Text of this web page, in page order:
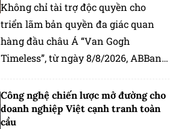
Không chỉ tài trợ độc quyền cho
triển lãm bản quyền đa giác quan
hàng đầu châu Á “Van Gogh
Timeless”, từ ngày 8/8/2026, ABBank
trình ưu đãi "Giao dịch dễ dàng,
nhận quà kiệt tác".
Công nghệ chiến lược mở đường cho
doanh nghiệp Việt cạnh tranh toàn
cầu